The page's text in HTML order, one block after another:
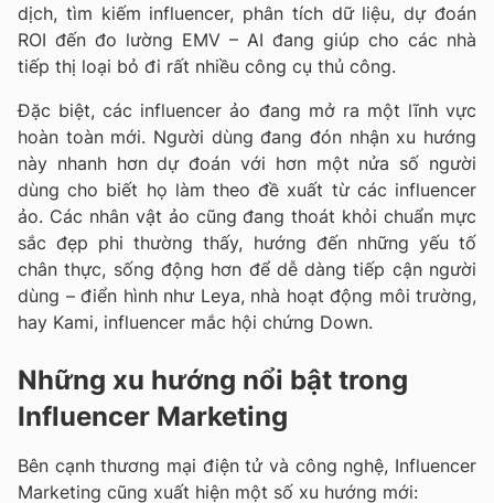
dịch, tìm kiếm influencer, phân tích dữ liệu, dự đoán
ROI đến đo lường EMV – AI đang giúp cho các nhà
tiếp thị loại bỏ đi rất nhiều công cụ thủ công.
Đặc biệt, các influencer ảo đang mở ra một lĩnh vực
hoàn toàn mới. Người dùng đang đón nhận xu hướng
này nhanh hơn dự đoán với hơn một nửa số người
dùng cho biết họ làm theo đề xuất từ các influencer
ảo. Các nhân vật ảo cũng đang thoát khỏi chuẩn mực
sắc đẹp phi thường thấy, hướng đến những yếu tố
chân thực, sống động hơn để dễ dàng tiếp cận người
dùng – điển hình như Leya, nhà hoạt động môi trường,
hay Kami, influencer mắc hội chứng Down.
Những xu hướng nổi bật trong
Influencer Marketing
Bên cạnh thương mại điện tử và công nghệ, Influencer
Marketing cũng xuất hiện một số xu hướng mới: